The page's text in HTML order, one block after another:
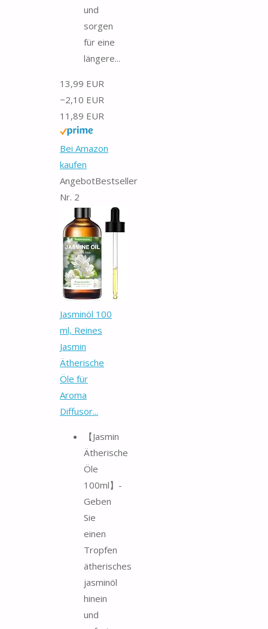
und
sorgen
für eine
längere...
13,99 EUR
−2,10 EUR
11,89 EUR
Bei Amazon
kaufen
AngebotBestseller
Nr. 2
Jasminöl 100
ml, Reines
Jasmin
Ätherische
Öle für
Aroma
Diffusor...
【Jasmin
Ätherische
Öle
100ml】-
Geben
Sie
einen
Tropfen
ätherisches
jasminöl
hinein
und